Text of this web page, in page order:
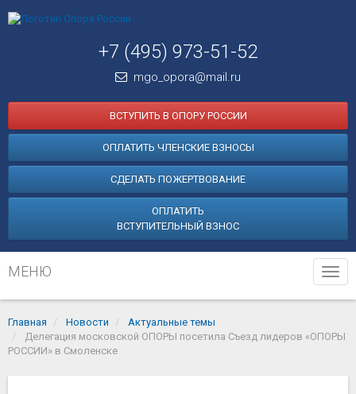
+7 (495) 973-51-52
mgo_opora@mail.ru
ВСТУПИТЬ В ОПОРУ РОССИИ
ОПЛАТИТЬ ЧЛЕНСКИЕ ВЗНОСЫ
СДЕЛАТЬ ПОЖЕРТВОВАНИЕ
ОПЛАТИТЬ
ВСТУПИТЕЛЬНЫЙ ВЗНОС
МЕНЮ
Главная Новости
Актуальные темы
Делегация московской ОПОРЫ посетила Съезд лидеров «ОПОРЫ
РОССИИ» в Смоленске